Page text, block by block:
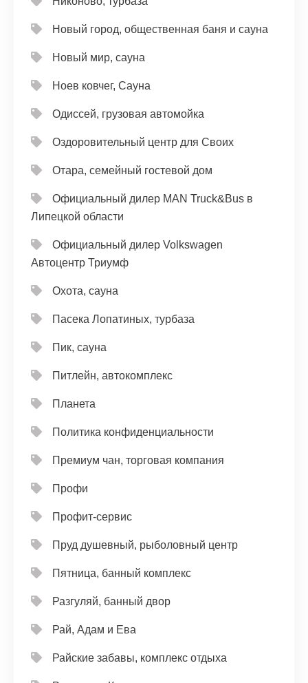
Новый город, общественная баня и сауна
Новый мир, сауна
Ноев ковчег, Сауна
Одиссей, грузовая автомойка
Оздоровительный центр для Своих
Отара, семейный гостевой дом
Официальный дилер MAN Truck&Bus в
Липецкой области
Официальный дилер Volkswagen
Автоцентр Триумф
Охота, сауна
Пасека Лопатиных, турбаза
Пик, сауна
Питлейн, автокомплекс
Планета
Политика конфиденциальности
Премиум чан, торговая компания
Профи
Профит-сервис
Пруд душевный, рыболовный центр
Пятница, банный комплекс
Разгуляй, банный двор
Рай, Адам и Ева
Райские забавы, комплекс отдыха